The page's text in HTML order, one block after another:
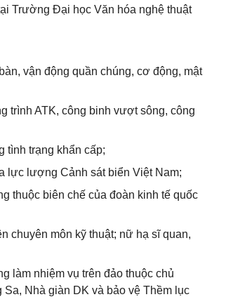
Trường Đại học Văn hóa nghệ thuật
vận động quần chúng, cơ động, mật
trình ATK, công binh vượt sông, công
tình trạng khẩn cấp;
lực lượng Cảnh sát biển Việt Nam;
thuộc biên chế của đoàn kinh tế quốc
chuyên môn kỹ thuật; nữ hạ sĩ quan,
làm nhiệm vụ trên đảo thuộc chủ
Nhà giàn DK và bảo vệ Thềm lục